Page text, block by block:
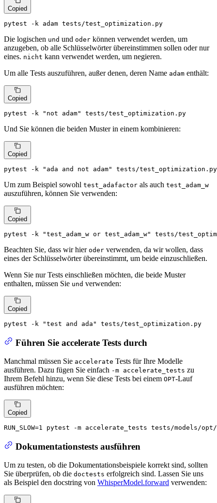
Copied
pytest -k adam tests/test_optimization.py
Die logischen und und oder können verwendet werden, um
anzugeben, ob alle Schlüsselwörter übereinstimmen sollen oder nur
eines. nicht kann verwendet werden, um negieren.
Um alle Tests auszuführen, außer denen, deren Name adam enthält:
Copied
pytest -k "not adam" tests/test_optimization.py
Und Sie können die beiden Muster in einem kombinieren:
Copied
pytest -k "ada and not adam" tests/test_optimization.py
Um zum Beispiel sowohl test_adafactor als auch test_adam_w
auszuführen, können Sie verwenden:
Copied
pytest -k "test_adam_w or test_adam_w" tests/
Beachten Sie, dass wir hier oder verwenden, da wir wollen, dass
eines der Schlüsselwörter übereinstimmt, um beide einzuschließen.
Wenn Sie nur Tests einschließen möchten, die beide Muster
enthalten, müssen Sie und verwenden:
Copied
pytest -k "test and ada" tests/test_optimization.py
Führen Sie accelerate Tests durch
Manchmal müssen Sie accelerate Tests für Ihre Modelle
ausführen. Dazu fügen Sie einfach -m accelerate_tests zu
Ihrem Befehl hinzu, wenn Sie diese Tests bei einem OPT-Lauf
ausführen möchten:
Copied
RUN_SLOW=1 pytest -m accelerate_tests tests/models/
Dokumentationstests ausführen
Um zu testen, ob die Dokumentationsbeispiele korrekt sind, sollten
Sie überprüfen, ob die doctests erfolgreich sind. Lassen Sie uns
als Beispiel den docstring von WhisperModel.forward verwenden: